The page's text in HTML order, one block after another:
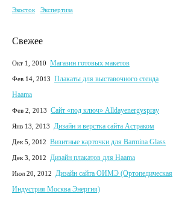
Экосток Экспертиза
Свежее
Окт 1, 2010 Магазин готовых макетов
Фев 14, 2013 Плакаты для выставочного стенда
Haama
Фев 2, 2013 Сайт «под ключ» Alldayenergyspray
Янв 13, 2013 Дизайн и верстка сайта Астраком
Дек 5, 2012 Визитные карточки для Barmina Glass
Дек 3, 2012 Дизайн плакатов для Haama
Июл 20, 2012 Дизайн сайта ОИМЭ (Ортопедическая
Индустрия Москва Энергия)